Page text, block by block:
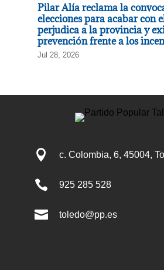
Pilar Alía reclama la
elecciones para acabar con
perjudica a la provincia y
prevención frente a los
Jul 28, 2026
 c. Colombia, 6, 45004,
 925 285 528
 toledo@pp.es